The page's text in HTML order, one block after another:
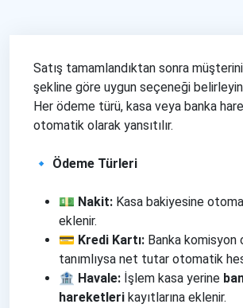
Satış tamamlandıktan sonra
şekline göre uygun seçeneği
Her ödeme türü, kasa veya banka
otomatik olarak yansıtılır.
🔹 Ödeme Türleri
💵 Nakit: Kasa bakiyesine
eklenir.
💳 Kredi Kartı: Banka komisyon
tanımlıysa net tutar otomatik
🏦 Havale: İşlem kasa yerine
hareketleri kayıtlarına eklenir.